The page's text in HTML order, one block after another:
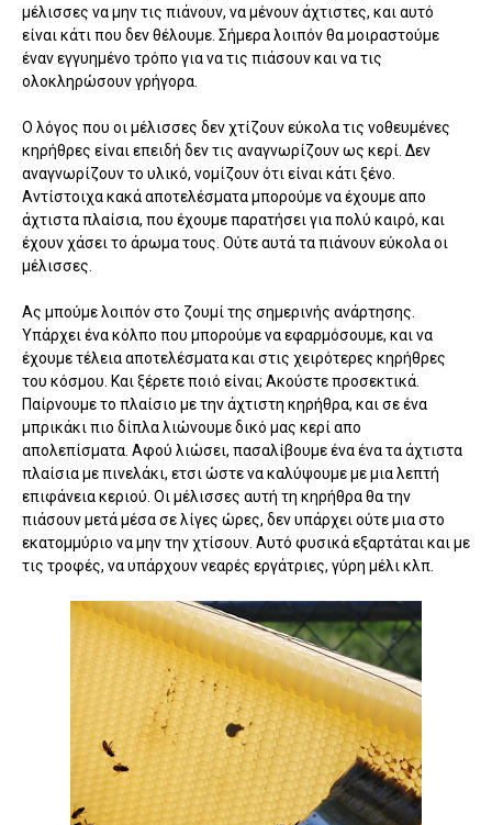
μέλισσες να μην τις πιάνουν, να μένουν άχτιστες, και αυτό
είναι κάτι που δεν θέλουμε. Σήμερα λοιπόν θα μοιραστούμε
έναν εγγυημένο τρόπο για να τις πιάσουν και να τις
ολοκληρώσουν γρήγορα.
Ο λόγος που οι μέλισσες δεν χτίζουν εύκολα τις νοθευμένες
κηρήθρες είναι επειδή δεν τις αναγνωρίζουν ως κερί. Δεν
αναγνωρίζουν το υλικό, νομίζουν ότι είναι κάτι ξένο.
Αντίστοιχα κακά αποτελέσματα μπορούμε να έχουμε απο
άχτιστα πλαίσια, που έχουμε παρατήσει για πολύ καιρό, και
έχουν χάσει το άρωμα τους. Ούτε αυτά τα πιάνουν εύκολα οι
μέλισσες.
Ας μπούμε λοιπόν στο ζουμί της σημερινής ανάρτησης.
Υπάρχει ένα κόλπο που μπορούμε να εφαρμόσουμε, και να
έχουμε τέλεια αποτελέσματα και στις χειρότερες κηρήθρες
του κόσμου. Και ξέρετε ποιό είναι; Ακούστε προσεκτικά.
Παίρνουμε το πλαίσιο με την άχτιστη κηρήθρα, και σε ένα
μπρικάκι πιο δίπλα λιώνουμε δικό μας κερί απο
απολεπίσματα. Αφού λιώσει, πασαλίβουμε ένα ένα τα άχτιστα
πλαίσια με πινελάκι, ετσι ώστε να καλύψουμε με μια λεπτή
επιφάνεια κεριού. Οι μέλισσες αυτή τη κηρήθρα θα την
πιάσουν μετά μέσα σε λίγες ώρες, δεν υπάρχει ούτε μια στο
εκατομμύριο να μην την χτίσουν. Αυτό φυσικά εξαρτάται και με
τις τροφές, να υπάρχουν νεαρές εργάτριες, γύρη μέλι κλπ.